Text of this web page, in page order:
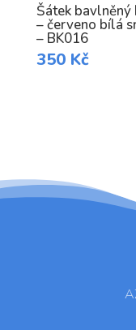
Šátek bavlněný
– červeno bílá
– BK016
350 Kč